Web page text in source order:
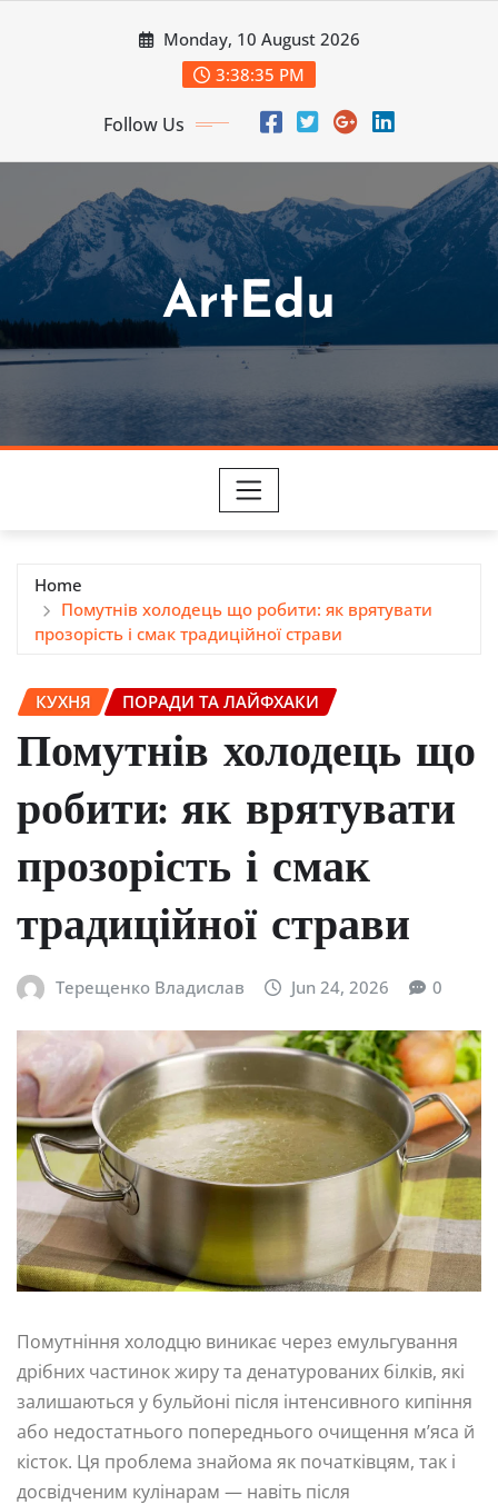
Monday, 10 August 2026
3:38:37 PM
Follow Us
ArtEdu
Home
Помутнів холодець що робити: як врятувати
прозорість і смак традиційної страви
КУХНЯ ПОРАДИ ТА ЛАЙФХАКИ
Помутнів холодець що
робити: як врятувати
прозорість і смак
традиційної страви
Терещенко Владислав Jun 24, 2026 0
Помутніння холодцю виникає через емульгування
дрібних частинок жиру та денатурованих білків, які
залишаються у бульйоні після інтенсивного кипіння
або недостатнього попереднього очищення м’яса й
кісток. Ця проблема знайома як початківцям, так і
досвідченим кулінарам — навіть після